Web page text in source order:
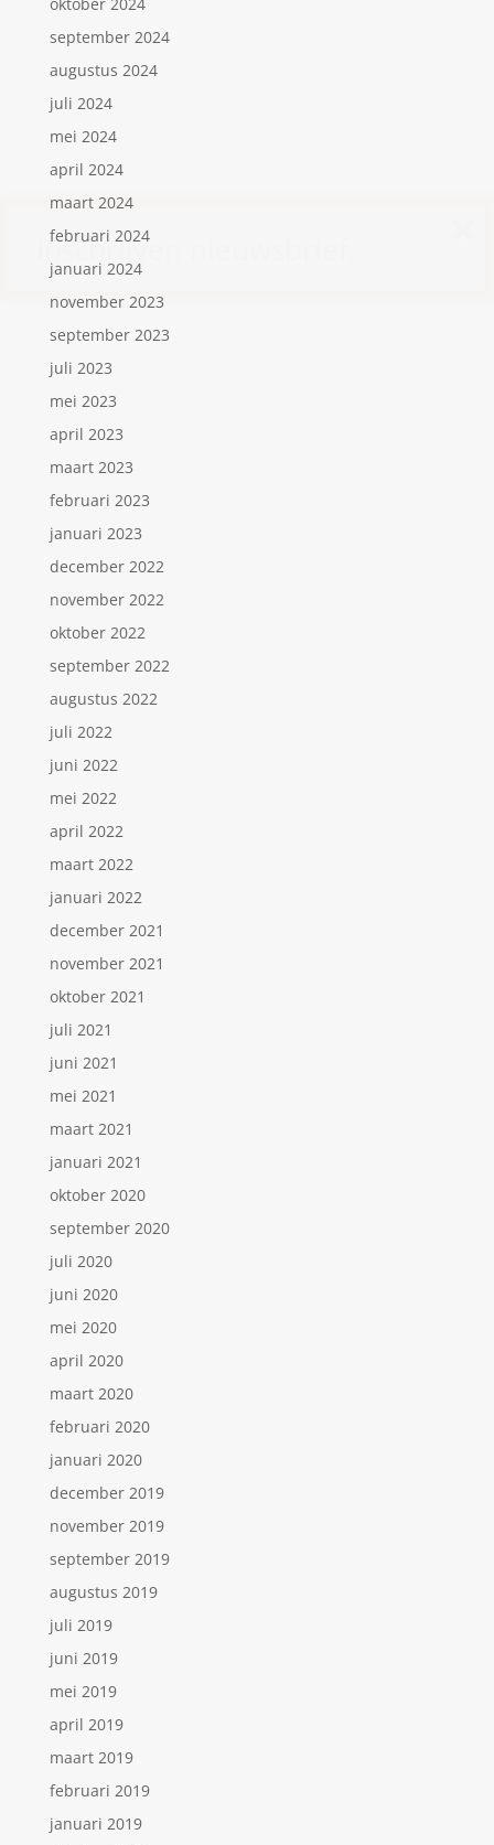
september 2024
augustus 2024
juli 2024
mei 2024
april 2024
maart 2024
februari 2024
januari 2024
november 2023
september 2023
juli 2023
mei 2023
april 2023
maart 2023
februari 2023
januari 2023
december 2022
november 2022
oktober 2022
september 2022
augustus 2022
juli 2022
juni 2022
mei 2022
april 2022
maart 2022
januari 2022
december 2021
november 2021
oktober 2021
juli 2021
juni 2021
mei 2021
maart 2021
januari 2021
oktober 2020
september 2020
juli 2020
juni 2020
mei 2020
april 2020
maart 2020
februari 2020
januari 2020
december 2019
november 2019
september 2019
augustus 2019
juli 2019
juni 2019
mei 2019
april 2019
maart 2019
februari 2019
januari 2019
Inschrijven nieuwsbrief.